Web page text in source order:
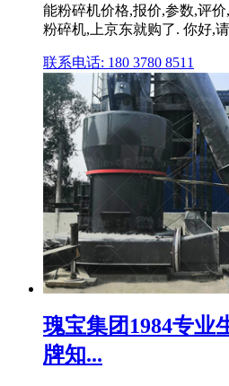
能粉碎机价格,报价,参数,评
粉碎机,上京东就购了. 你好,
联系电话: 180 3780 8511
瑰宝集团1984专业
牌知...